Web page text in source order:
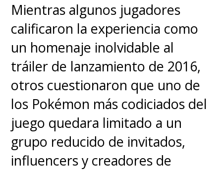
Mientras algunos jugadores
calificaron la experiencia como
un homenaje inolvidable al
tráiler de lanzamiento de 2016,
otros cuestionaron que uno de
los Pokémon más codiciados del
juego quedara limitado a un
grupo reducido de invitados,
influencers y creadores de